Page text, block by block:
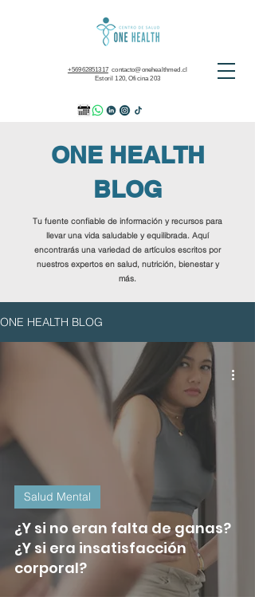
+56962851317 contacto@onehealthmed.cl
Estoril 120, Oficina 203
ONE HEALTH
BLOG
Tu fuente confiable de información y recursos para
llevar una vida saludable y equilibrada. Aquí
encontrarás una variedad de artículos escritos por
nuestros expertos en salud, nutrición, bienestar y
más.
ONE HEALTH BLOG
¿Y si no eran falta de ganas?
¿Y si era insatisfacción
corporal?
Salud Mental